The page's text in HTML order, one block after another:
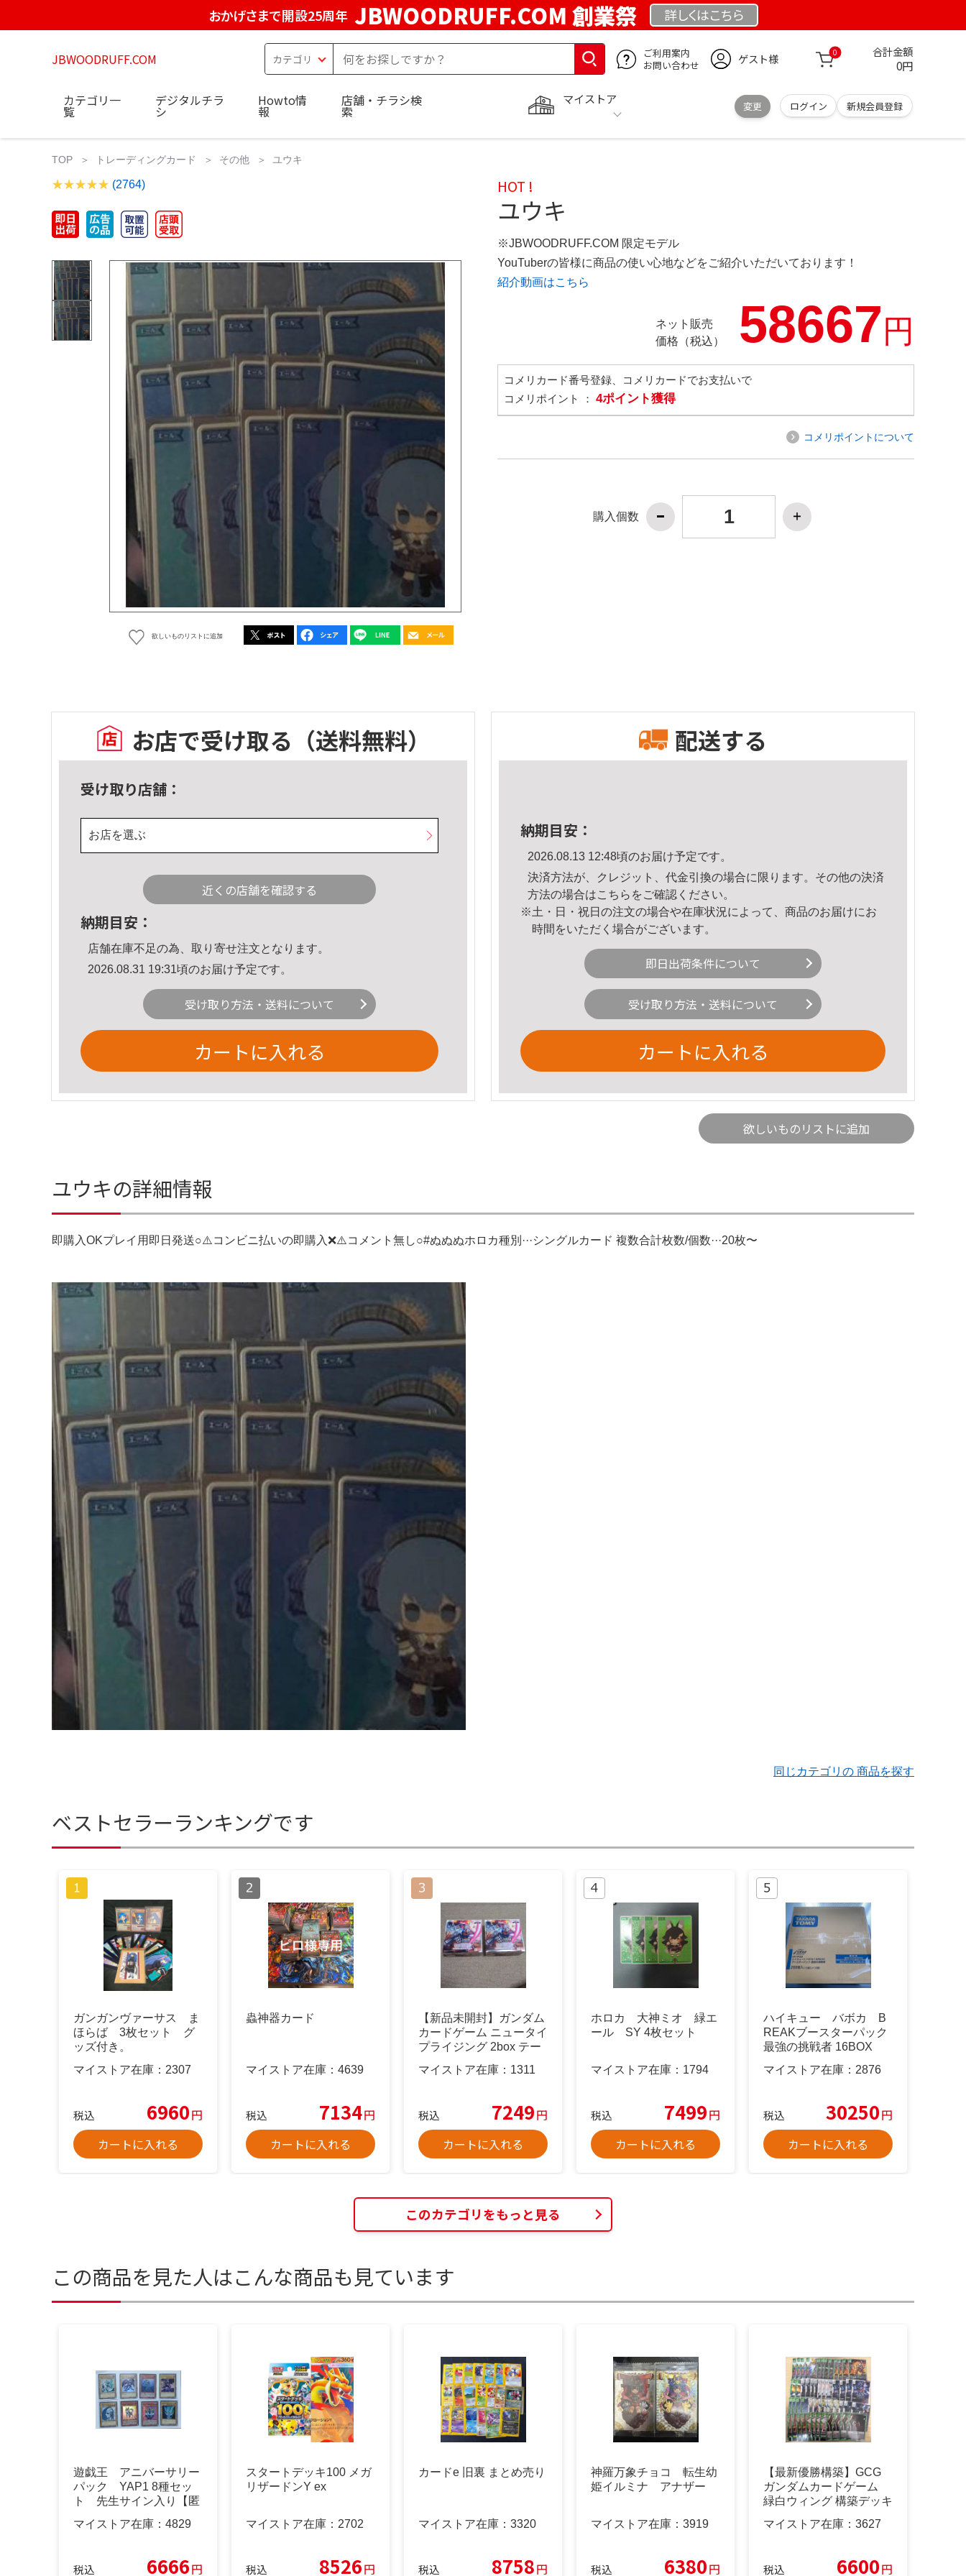
おかげさまで開設25周年 JBWOODRUFF.COM 創業祭 詳しくはこちら
JBWOODRUFF.COM
ご利用案内
お問い合わせ
ゲスト様 0 合計金額
0円
マイストア
変更 ログイン 新規会員登録
カテゴリ一
覧
デジタルチラ
シ
Howto情
報
店舗・チラシ検
索
TOP トレーディングカード その他 ユウキ
(2764)
欲しいものリストに追加
HOT !
ユウキ
※JBWOODRUFF.COM 限定モデル
YouTuberの皆様に商品の使い心地などをご紹介いただいております！
紹介動画はこちら
ネット販売
価格（税込）
58667円
コメリカード番号登録、コメリカードでお支払いで
コメリポイント ： 4ポイント獲得
コメリポイントについて
購入個数
お店で受け取る （送料無料）
受け取り店舗：
お店を選ぶ
近くの店舗を確認する
納期目安：
店舗在庫不足の為、取り寄せ注文となります。
2026.08.31 19:31頃のお届け予定です。
受け取り方法・送料について
カートに入れる
配送する
納期目安：
2026.08.13 12:48頃のお届け予定です。
決済方法が、クレジット、代金引換の場合に限ります。その他の決済
方法の場合はこちら をご確認ください。
※土・日・祝日の注文の場合や在庫状況によって、商品のお届けにお
時間をいただく場合がございます。
即日出荷条件について
受け取り方法・送料について
カートに入れる
欲しいものリストに追加
ユウキの詳細情報
即購入OKプレイ用即日発送○⚠️コンビニ払いの即購入❌⚠️コメント無し○#ぬぬぬホロカ種別···シングルカード 複数合計枚数/個数···20枚〜
同じカテゴリの 商品を探す
ベストセラーランキングです
ガンガンヴァーサス ま
ほらば 3枚セット グ
ッズ付き。
マイストア在庫： 2307
税込 6960円
カートに入れる
蟲神器カード
マイストア在庫： 4639
税込 7134円
カートに入れる
【新品未開封】ガンダム
カードゲーム ニュータイ
プライジング 2box テー
マイストア在庫： 1311
税込 7249円
カートに入れる
ホロカ 大神ミオ 緑エ
ール SY 4枚セット
マイストア在庫： 1794
税込 7499円
カートに入れる
ハイキュー バボカ B
REAKブースターパック
最強の挑戦者 16BOX
マイストア在庫： 2876
税込 30250円
カートに入れる
このカテゴリをもっと見る
この商品を見た人はこんな商品も見ています
遊戯王 アニバーサリー
パック YAP1 8種セッ
ト 先生サイン入り【匿
マイストア在庫： 4829
税込 6666円
スタートデッキ100 メガ
リザードンY ex
マイストア在庫： 2702
税込 8526円
カードe 旧裏 まとめ売り
マイストア在庫： 3320
税込 8758円
神羅万象チョコ 転生幼
姫イルミナ アナザー
マイストア在庫： 3919
税込 6380円
【最新優勝構築】GCG
ガンダムカードゲーム
緑白ウィング 構築デッキ
マイストア在庫： 3627
税込 6600円